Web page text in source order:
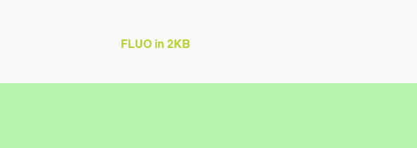
FLUO in 2KB